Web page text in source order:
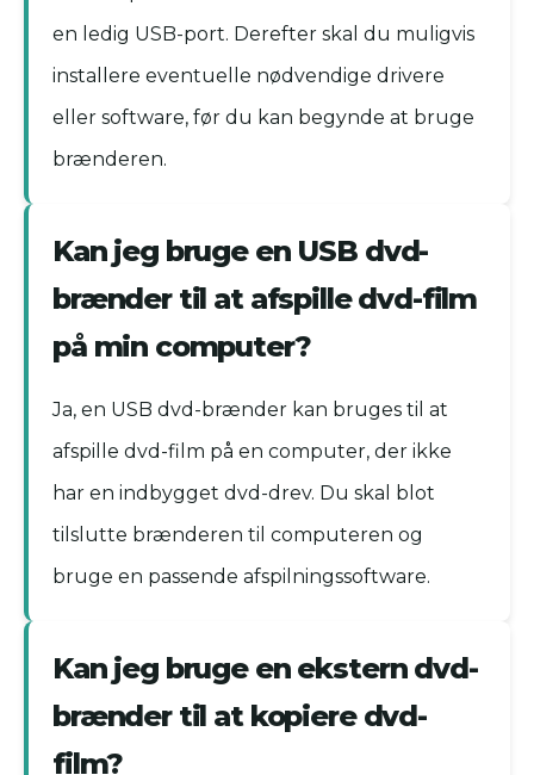
en ledig USB-port. Derefter skal du muligvis
installere eventuelle nødvendige drivere
eller software, før du kan begynde at bruge
brænderen.
Kan jeg bruge en USB dvd-
brænder til at afspille dvd-film
på min computer?
Ja, en USB dvd-brænder kan bruges til at
afspille dvd-film på en computer, der ikke
har en indbygget dvd-drev. Du skal blot
tilslutte brænderen til computeren og
bruge en passende afspilningssoftware.
Kan jeg bruge en ekstern dvd-
brænder til at kopiere dvd-
film?